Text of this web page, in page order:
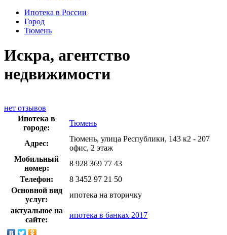
Ипотека в России
Город
Тюмень
Искра, агентство
недвижимости
нет отзывов
Ипотека в
городе:
Тюмень
Адрес:
Тюмень, улица Республики, 143 к2 - 207
офис, 2 этаж
Мобильный
номер:
8 928 369 77 43
Телефон:
8 3452 97 21 50
Основной вид
услуг:
ипотека на вторичку
актуальное на
сайте:
ипотека в банках 2017